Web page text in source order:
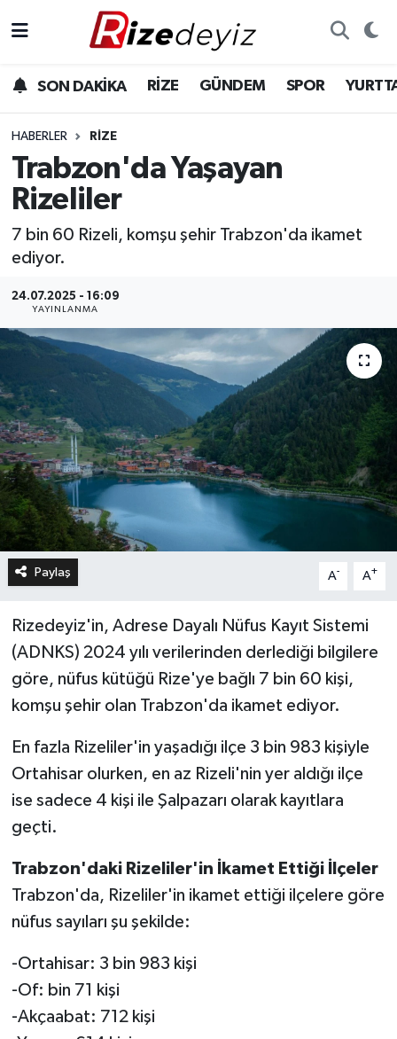
SON DAKİKA RİZE GÜNDEM SPOR
HABERLER RIZE
Trabzon'da Yaşayan
Rizeliler
7 bin 60 Rizeli, komşu şehir Trabzon'da ikamet
ediyor.
24.07.2025 - 16:09
YAYINLANMA
Paylaş A- A+
Rizedeyiz'in, Adrese Dayalı Nüfus Kayıt Sistemi
(ADNKS) 2024 yılı verilerinden derlediği bilgilere
göre, nüfus kütüğü Rize'ye bağlı 7 bin 60 kişi,
komşu şehir olan Trabzon'da ikamet ediyor.
En fazla Rizeliler'in yaşadığı ilçe 3 bin 983 kişiyle
Ortahisar olurken, en az Rizeli'nin yer aldığı ilçe
ise sadece 4 kişi ile Şalpazarı olarak kayıtlara
geçti.
Trabzon'daki Rizeliler'in İkamet Ettiği İlçeler
Trabzon'da, Rizeliler'in ikamet ettiği ilçelere göre
nüfus sayıları şu şekilde:
-Ortahisar: 3 bin 983 kişi
-Of: bin 71 kişi
-Akçaabat: 712 kişi
Gündem
Yurttan Haberler
Ekonomi
Sağlık
Rize Hava Durumu
Rize Trafik Yoğunluk Haritası
Süper Lig Puan Durumu ve Fikstür
Tüm Manşetler
Son Dakika Haberleri
Haber Arşivi